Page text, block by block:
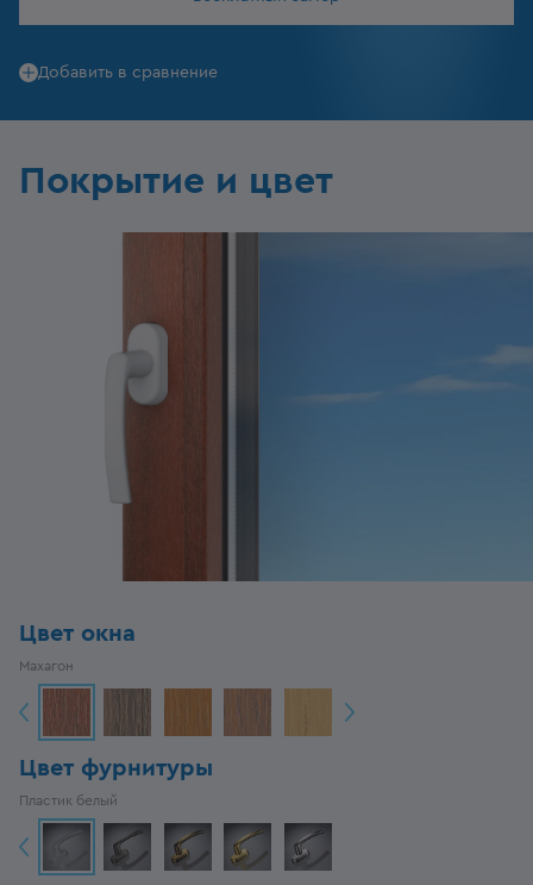
Добавить в сравнение
Покрытие и цвет
Цвет окна
Махагон
Цвет фурнитуры
Пластик белый